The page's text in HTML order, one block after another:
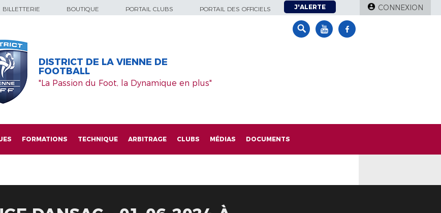
BILLETTERIE BOUTIQUE PORTAIL CLUBS PORTAIL DES OFFICIELS J'ALERTE CONNEXION
DISTRICT DE LA VIENNE DE
FOOTBALL
"La Passion du Foot, la Dynamique en plus"
FORMATIONS TECHNIQUE ARBITRAGE CLUBS MÉDIAS DOCUMENTS